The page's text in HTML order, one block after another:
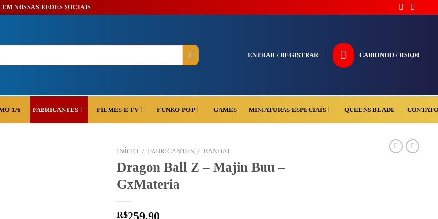
NOSSAS REDES SOCIAIS
ENTRAR / REGISTRAR CARRINHO /R$0,00
1/6 FABRICANTES FILMES E TV FUNKO POP GAMES MINIATURAS ESPECIAIS QUEENS BLADE
INÍCIO / FABRICANTES / BANDAI
Dragon Ball Z – Majin Buu –
GxMateria
R$259,90